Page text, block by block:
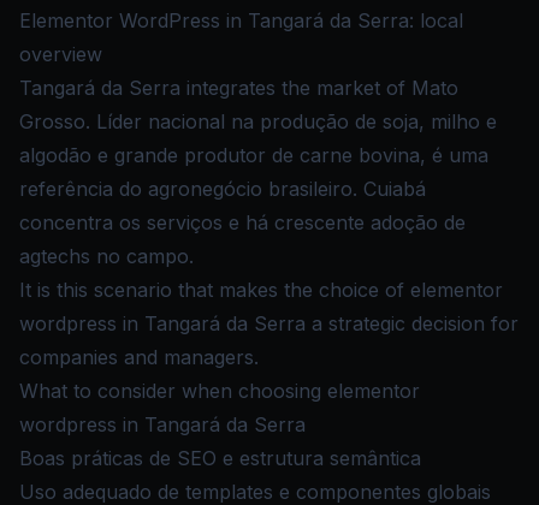
Elementor WordPress in Tangará da Serra: local
overview
Tangará da Serra integrates the market of Mato
Grosso. Líder nacional na produção de soja, milho e
algodão e grande produtor de carne bovina, é uma
referência do agronegócio brasileiro. Cuiabá
concentra os serviços e há crescente adoção de
agtechs no campo.
It is this scenario that makes the choice of elementor
wordpress in Tangará da Serra a strategic decision for
companies and managers.
What to consider when choosing elementor
wordpress in Tangará da Serra
Boas práticas de SEO e estrutura semântica
Uso adequado de templates e componentes globais